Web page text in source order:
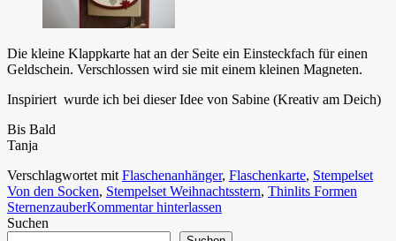
Die kleine Klappkarte hat an der Seite ein Einsteckfach für einen
Geldschein. Verschlossen wird sie mit einem kleinen Magneten.
Inspiriert wurde ich bei dieser Idee von Sabine (Kreativ am Deich)
Bis Bald
Tanja
Verschlagwortet mit Flaschenanhänger, Flaschenkarte, Stempelset
Von den Socken, Stempelset Weihnachtsstern, Thinlits Formen
SternenzauberKommentar hinterlassen
Suchen